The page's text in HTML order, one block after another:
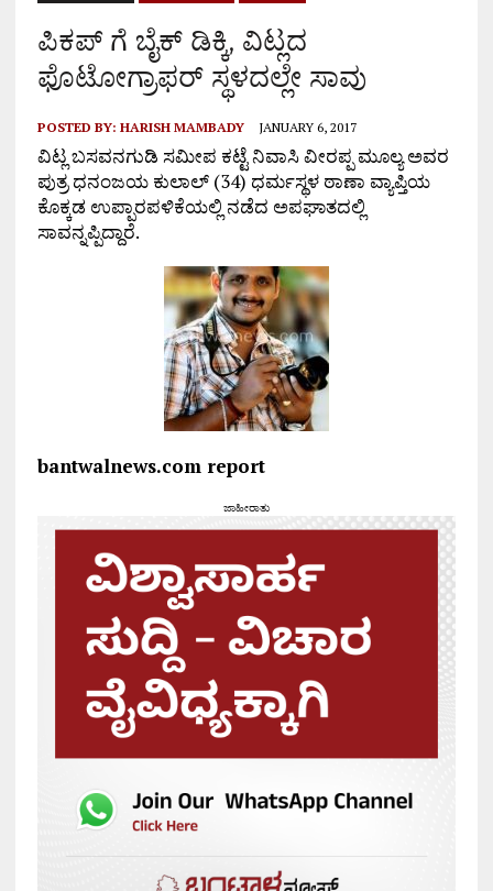
ಪಿಕಪ್ ಗೆ ಬೈಕ್ ಡಿಕ್ಕಿ, ವಿಟ್ಲದ
ಫೊಟೋಗ್ರಾಫರ್ ಸ್ಥಳದಲ್ಲೇ ಸಾವು
POSTED BY: HARISH MAMBADY JANUARY 6, 2017
ವಿಟ್ಲ ಬಸವನಗುಡಿ ಸಮೀಪ ಕಟ್ಟೆ ನಿವಾಸಿ ವೀರಪ್ಪ ಮೂಲ್ಯ ಅವರ
ಪುತ್ರ ಧನಂಜಯ ಕುಲಾಲ್ (34) ಧರ್ಮಸ್ಥಳ ಠಾಣಾ ವ್ಯಾಪ್ತಿಯ
ಕೊಕ್ಕಡ ಉಪ್ಪಾರಪಳಿಕೆಯಲ್ಲಿ ನಡೆದ ಅಪಘಾತದಲ್ಲಿ
ಸಾವನ್ನಪ್ಪಿದ್ದಾರೆ.
bantwalnews.com report
ಜಾಹೀರಾತು